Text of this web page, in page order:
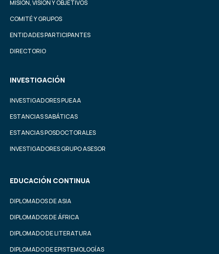
MISIÓN, VISIÓN Y OBJETIVOS
COMITÉ Y GRUPOS
ENTIDADES PARTICIPANTES
DIRECTORIO
INVESTIGACIÓN
INVESTIGADORES PUEAA
ESTANCIAS SABÁTICAS
ESTANCIAS POSDOCTORALES
INVESTIGADORES GRUPO ASESOR
EDUCACIÓN CONTINUA
DIPLOMADOS DE ASIA
DIPLOMADOS DE ÁFRICA
DIPLOMADO DE LITERATURA
DIPLOMADO DE EPISTEMOLOGÍAS